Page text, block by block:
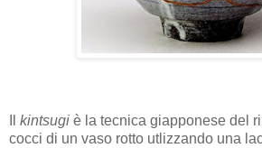
kintsugi è la tecnica giapponese del
cocci di un vaso rotto utlizzando una